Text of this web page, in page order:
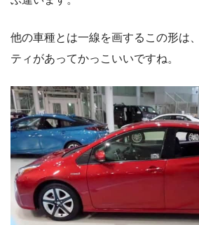
他の車種とは一線を画するこの形は
ティがあってかっこいいですね。